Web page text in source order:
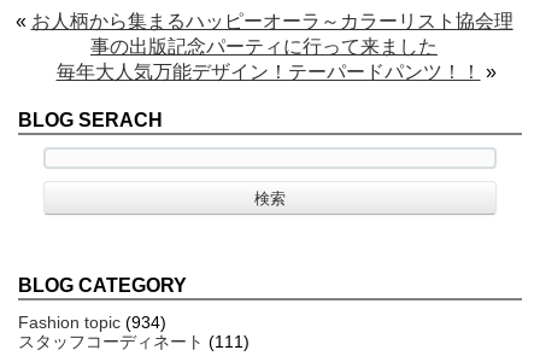
« お人柄から集まるハッピーオーラ～カラーリスト協会理
事の出版記念パーティに行って来ました
毎年大人気万能デザイン！テーパードパンツ！！
»
BLOG SERACH
BLOG CATEGORY
Fashion topic (934)
スタッフコーディネート (111)